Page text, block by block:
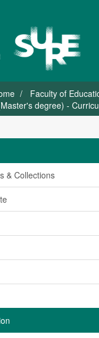
Faculty of
degree) -
& Collections